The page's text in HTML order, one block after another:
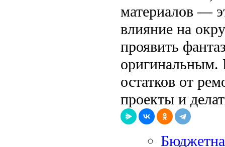
материалов —
влияние на
проявить
оригинальным.
остатков от
проекты и